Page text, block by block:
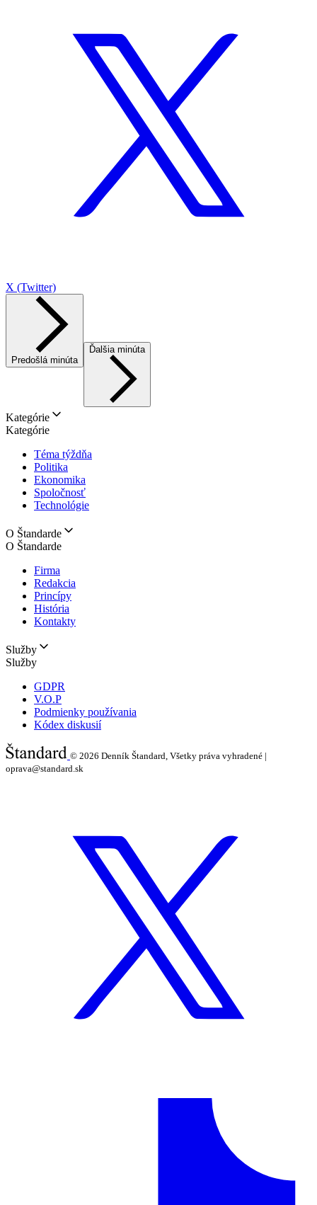
X (Twitter)
Predošlá minúta
Ďalšia minúta
Kategórie
Kategórie
Téma týždňa
Politika
Ekonomika
Spoločnosť
Technológie
O Štandarde
O Štandarde
Firma
Redakcia
Princípy
História
Kontakty
Služby
Služby
GDPR
V.O.P
Podmienky používania
Kódex diskusií
© 2026 Denník Štandard, Všetky práva vyhradené |
oprava@standard.sk